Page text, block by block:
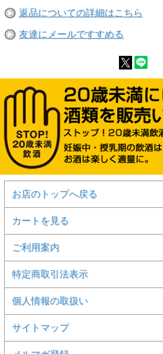
返品についての詳細はこちら
友達にメールですすめる
お店のトップへ戻る
カートを見る
ご利用案内
特定商取引法表示
個人情報の取扱い
サイトマップ